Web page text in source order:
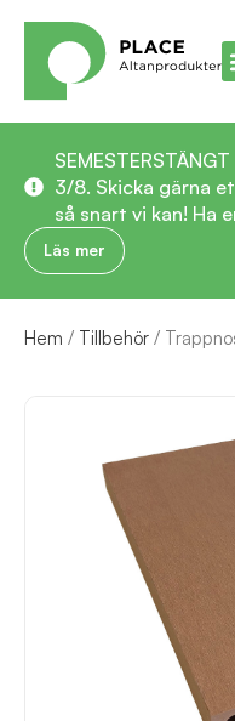
3/8. Skicka gärna
så snart vi kan! Ha
Läs mer
Hem / Tillbehör /